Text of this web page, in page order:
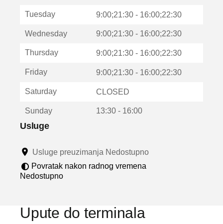
u
u
Tuesday 9:00;21:30 - 16:00;22:30
Wednesday 9:00;21:30 - 16:00;22:30
Thursday 9:00;21:30 - 16:00;22:30
Friday 9:00;21:30 - 16:00;22:30
Saturday CLOSED
Sunday 13:30 - 16:00
Usluge
Usluge preuzimanja Nedostupno
Povratak nakon radnog vremena
Nedostupno
Upute do terminala